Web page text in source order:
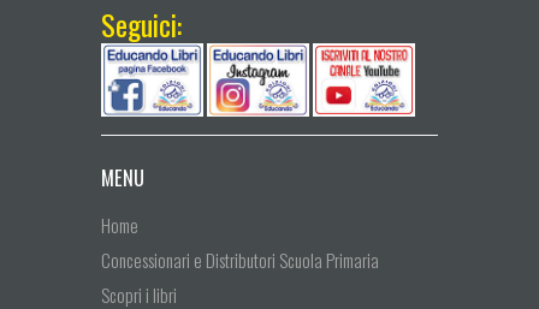
Seguici:
MENU
Home
Concessionari e Distributori Scuola Primaria
Scopri i libri